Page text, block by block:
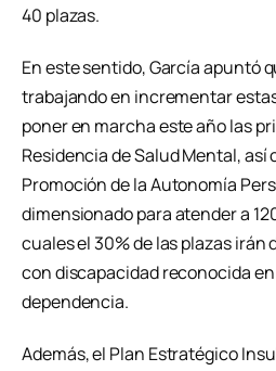
40 plazas.
En este sentido, García apuntó
trabajando en incrementar
poner en marcha este año las
Residencia de Salud Mental, así
Promoción de la Autonomía
dimensionado para atender a
cuales el 30% de las plazas irán
con discapacidad reconocida
dependencia.
Además, el Plan Estratégico